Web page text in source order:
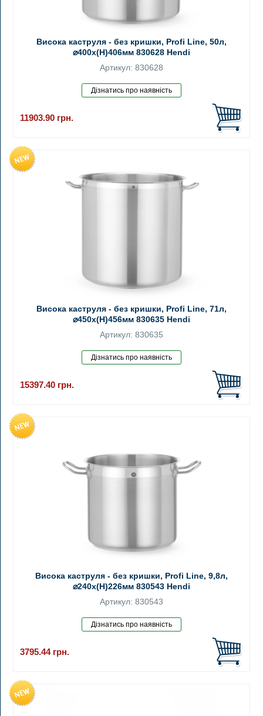
Висока каструля - без кришки, Profi Line, 50л,
⌀400x(H)406мм 830628 Hendi
Артикул: 830628
11903.90 грн.
Висока каструля - без кришки, Profi Line, 71л,
⌀450x(H)456мм 830635 Hendi
Артикул: 830635
15397.40 грн.
Висока каструля - без кришки, Profi Line, 9,8л,
⌀240x(H)226мм 830543 Hendi
Артикул: 830543
3795.44 грн.